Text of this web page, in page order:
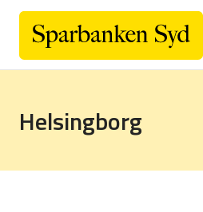
Helsingborg